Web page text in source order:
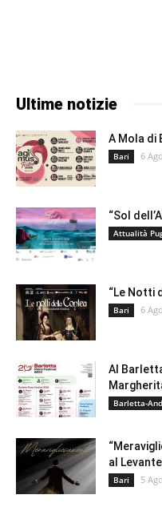
Ultime notizie
A Mola di
Bari 6
“Sol
Attualità
“Le Notti
Bari 6
Al
Barletta-
al
Bari 5